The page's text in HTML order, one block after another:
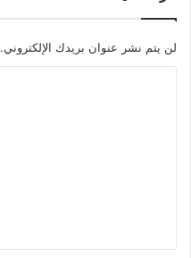
لن يتم نشر عنوان بريدك الإلكتروني.